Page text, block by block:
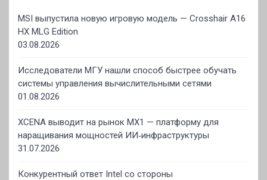
MSI выпустила новую игровую модель — Crosshair A16
HX MLG Edition
03.08.2026
Исследователи МГУ нашли способ быстрее обучать
системы управления вычислительными сетями
01.08.2026
XCENA выводит на рынок MX1 — платформу для
наращивания мощностей ИИ‑инфраструктуры
31.07.2026
Конкурентный ответ Intel со стороны